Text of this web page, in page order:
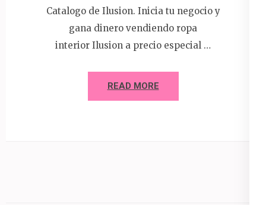
Catalogo de Ilusion. Inicia tu negocio y
gana dinero vendiendo ropa
interior Ilusion a precio especial …
READ MORE